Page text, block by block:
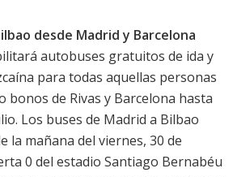
desde Madrid y Barcelona
autobuses gratuitos de ida y
para todas aquellas personas
bonos de Rivas y Barcelona hasta
Los buses de Madrid a Bilbao
la mañana del viernes, 30 de
0 del estadio Santiago Bernabéu